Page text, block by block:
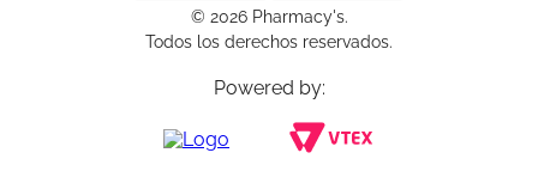
© 2026 Pharmacy's.
Todos los derechos reservados.
Powered by: